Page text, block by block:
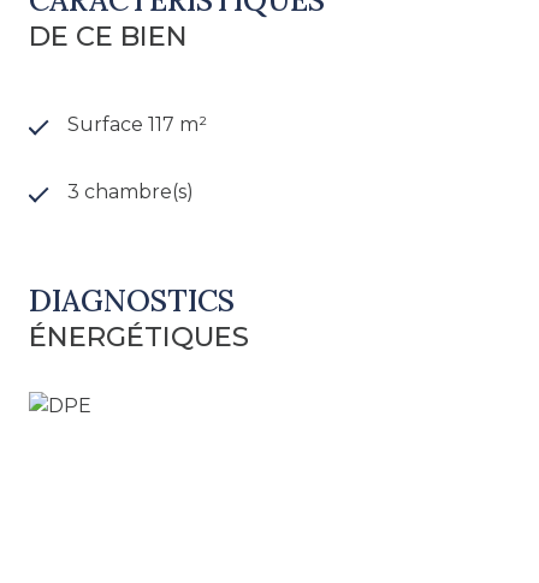
DE CE BIEN
Surface 117 m²
3 chambre(s)
DIAGNOSTICS
ÉNERGÉTIQUES